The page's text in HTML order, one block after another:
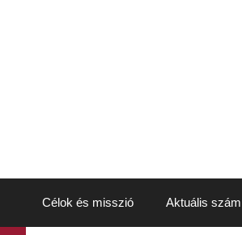
Célok és misszió Aktuális szám